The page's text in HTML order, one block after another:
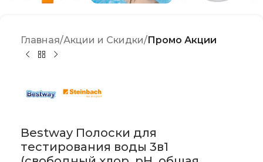
Главная Акции и Скидки Промо Акции
Bestway Полоски для
тестирования воды 3в1